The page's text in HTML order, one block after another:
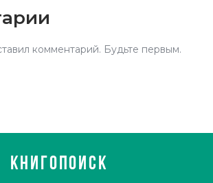
комментарий. Будьте первым.
КНИГОПОИСК